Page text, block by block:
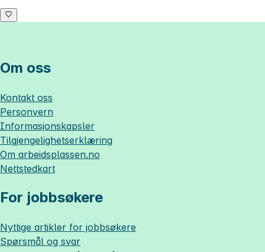
Om oss
Kontakt oss
Personvern
Informasjonskapsler
Tilgjengelighetserklæring
Om arbeidsplassen.no
Nettstedkart
For jobbsøkere
Nyttige artikler for jobbsøkere
Spørsmål og svar